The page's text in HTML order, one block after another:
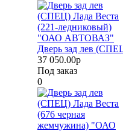
Дверь зад лев
37 050.00р
Под заказ
0